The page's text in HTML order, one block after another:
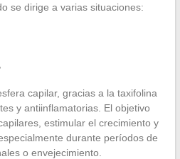
se dirige a varias situaciones:
capilar, gracias a la taxifolina
y antiinflamatorias. El objetivo
estimular el crecimiento y
durante períodos de
o envejecimiento.